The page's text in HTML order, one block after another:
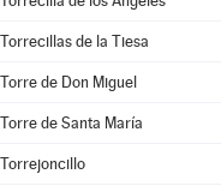
Torrecillas de la Tiesa
Torre de Don Miguel
Torre de Santa María
Torrejoncillo